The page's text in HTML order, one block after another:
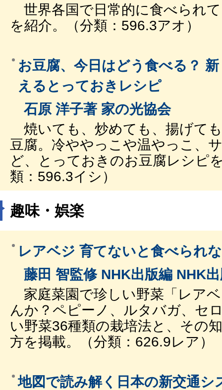
世界各国で日常的に食べられ
を紹介。（分類：596.3アオ）
お豆腐、今日はどう食べる？
えるとっておきレシピ
石原 洋子著 家の光協会
焼いても、炒めても、揚げて
豆腐。冷ややっこや温やっこ、
ど、とっておきのお豆腐レシピ
類：596.3イシ）
趣味・娯楽
レアベジ 育てないと食べられ
藤田 智監修 NHK出版編 NHK
家庭菜園で珍しい野菜「レア
んか？ペピーノ、ルタバガ、セ
い野菜36種類の栽培法と、その
方を掲載。（分類：626.9レア）
地図で読み解く日本の新交通シ